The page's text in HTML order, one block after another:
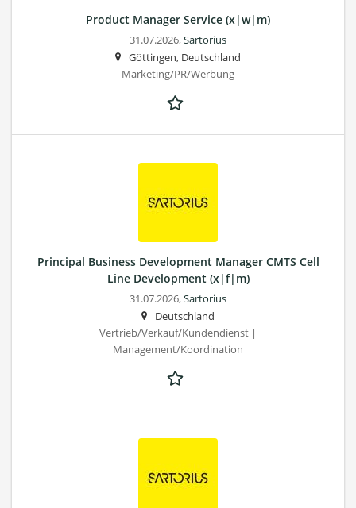
Product Manager Service (x|w|m)
31.07.2026,Sartorius
Göttingen, Deutschland
Marketing/PR/Werbung
Principal Business Development Manager CMTS Cell
Line Development (x|f|m)
31.07.2026,Sartorius
Deutschland
Vertrieb/Verkauf/Kundendienst |
Management/Koordination